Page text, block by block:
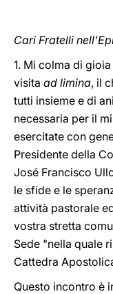
Cari Fratelli
1. Mi colma di
visita ad limina, il
tutti insieme e di
necessaria per il
esercitate con
Presidente della
José Francisco
le sfide e le
attività pastorale
vostra stretta
Sede "nella quale
Cattedra
Questo incontro è